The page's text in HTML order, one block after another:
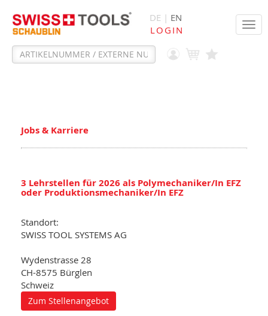
DE | EN
LOGIN
Jobs & Karriere
3 Lehrstellen für 2026 als Polymechaniker/In EFZ
oder Produktionsmechaniker/In EFZ
Standort:
SWISS TOOL SYSTEMS AG
Wydenstrasse 28
CH-8575 Bürglen
Schweiz
Zum Stellenangebot